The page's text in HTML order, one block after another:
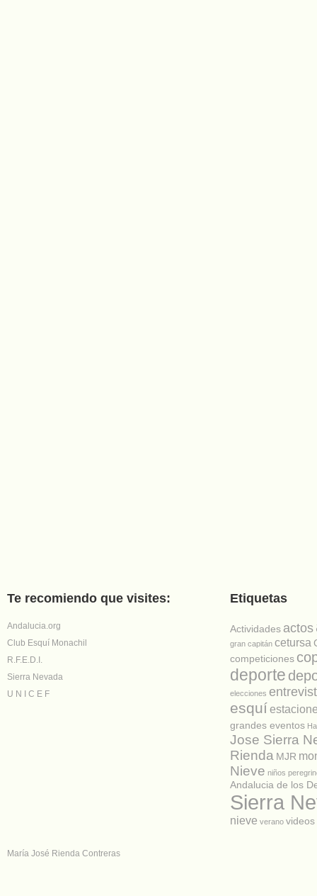
Te recomiendo que visites:
Andalucia.org
Club Esquí Monachil
R.F.E.D.I.
Sierra Nevada
U N I C E F
Etiquetas
Actividades actos
gran capitán cetursa
competiciones
deporte
elecciones
esquí
grandes eventos
Jose Sierra
Rienda MJR
Nieve niños
Andalucia de los
Sierra
nieve verano videos
María José Rienda Contreras